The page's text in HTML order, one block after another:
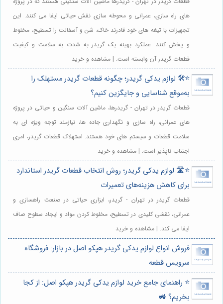
های راه سازی، عمرانی و محوطه سازی نقش حیاتی ایفا می کنند. این
تجهیزات با تیغه های خود قادرند خاک، شن و آسفالت را تسطیح، مخلوط
و پخش کنند. عملکرد بهینه یک گریدر به شدت به سلامت و کیفیت
قطعات گریدر آن وابسته است. | مشاهده و خرید
⭐️🛠️ لوازم یدکی گریدر؛ چگونه قطعات گریدر مستهلک را
به‌موقع شناسایی و جایگزین کنیم؟
قطعات گریدر در تهران - گریدرها، ماشین آلات سنگین و حیاتی در پروژه
های عمرانی، راه سازی و نگهداری جاده ها، نیازمند توجه ویژه ای به
سلامت قطعات و سیستم های خود هستند. استهلاک قطعات گریدر، امری
اجتناب ناپذیر است. | مشاهده و خرید
⭐️🛣️ لوازم یدکی گریدر؛ روش انتخاب قطعات گریدر استاندارد
برای کاهش هزینه‌های تعمیرات
قطعات گریدر در تهران - گریدر، ابزاری حیاتی در صنعت راهسازی و
عمرانی، نقشی کلیدی در تسطیح، مخلوط کردن مواد و ایجاد سطوح صاف
ایفا می کند. | مشاهده و خرید
فروش انواع لوازم یدکی گریدر هپکو اصل در بازار: فروشگاه
سرویس قطعه
⭐️ راهنمای جامع خرید لوازم یدکی گریدر هپکو اصل: از کجا
بخریم؟ 🚜